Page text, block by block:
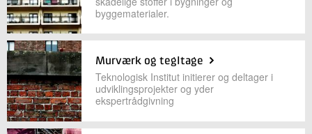
byggematerialer.
Murværk og tegltage
Teknologisk Institut initierer og deltager i
udviklingsprojekter og yder
ekspertrådgivning